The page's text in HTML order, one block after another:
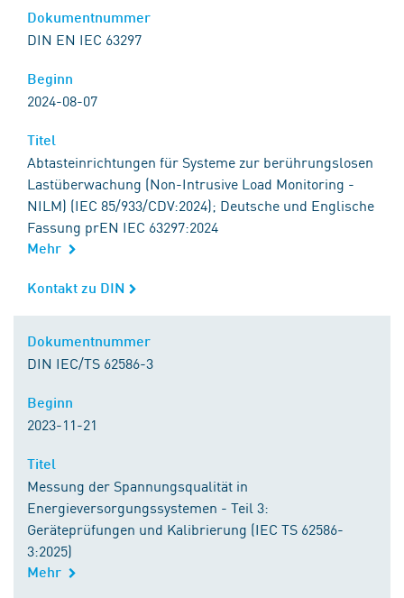
Dokumentnummer
DIN EN IEC 63297
Beginn
2024-08-07
Titel
Abtasteinrichtungen für Systeme zur berührungslosen
Lastüberwachung (Non-Intrusive Load Monitoring -
NILM) (IEC 85/933/CDV:2024); Deutsche und Englische
Fassung prEN IEC 63297:2024
Mehr
Kontakt zu DIN
Kontakt zu DIN
Dokumentnummer
DIN IEC/TS 62586-3
Beginn
2023-11-21
Titel
Messung der Spannungsqualität in
Energieversorgungssystemen - Teil 3:
Geräteprüfungen und Kalibrierung (IEC TS 62586-
3:2025)
Mehr